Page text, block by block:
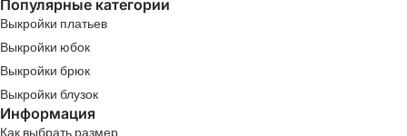
Популярные категории
Выкройки платьев
Выкройки юбок
Выкройки брюк
Выкройки блузок
Информация
Как выбрать размер